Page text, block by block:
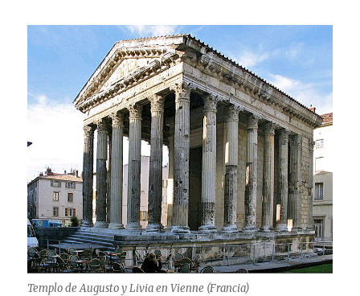
Templo de Augusto y Livia en Vienne (Francia)